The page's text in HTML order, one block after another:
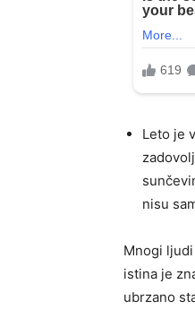
Leto je
nisu
Mnogi
istina je
ubrzano